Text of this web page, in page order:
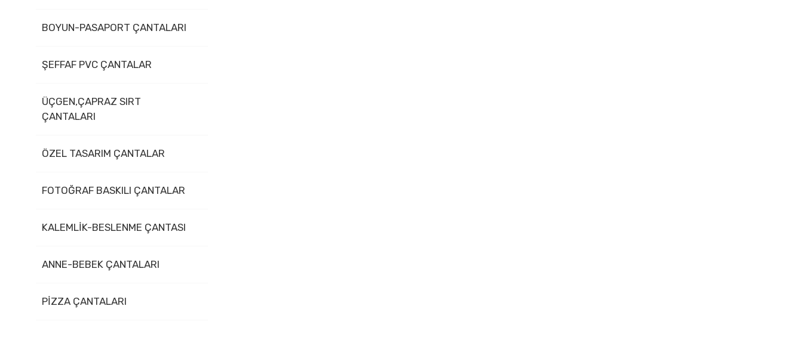
BOYUN-PASAPORT ÇANTALARI
ŞEFFAF PVC ÇANTALAR
ÜÇGEN,ÇAPRAZ SIRT
ÇANTALARI
ÖZEL TASARIM ÇANTALAR
FOTOĞRAF BASKILI ÇANTALAR
KALEMLİK-BESLENME ÇANTASI
ANNE-BEBEK ÇANTALARI
PİZZA ÇANTALARI